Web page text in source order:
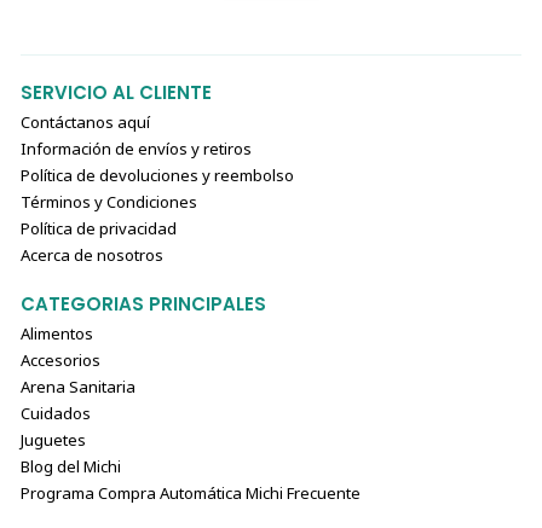
SERVICIO AL CLIENTE
Contáctanos aquí
Información de envíos y retiros
Política de devoluciones y reembolso
Términos y Condiciones
Política de privacidad
Acerca de nosotros
CATEGORIAS PRINCIPALES
Alimentos
Accesorios
Arena Sanitaria
Cuidados
Juguetes
Blog del Michi
Programa Compra Automática Michi Frecuente